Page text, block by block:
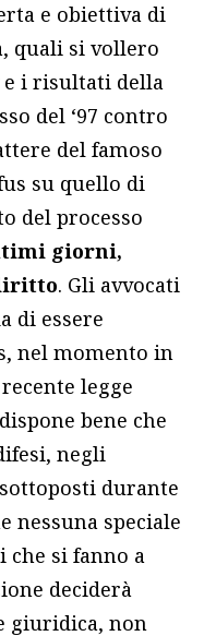
e obiettiva di
quali si vollero
e i risultati della
del ‘97 contro
del famoso
su quello di
del processo
giorni,
. Gli avvocati
di essere
nel momento in
legge
bene che
negli
durante
nessuna speciale
che si fanno a
deciderà
giuridica, non